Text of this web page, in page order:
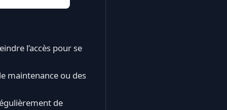
l’accès pour se
maintenance ou des
de